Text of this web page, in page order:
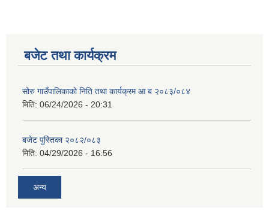
बजेट तथा कार्यक्रम
सोरु गाउँपालिकाको निति तथा कार्यक्रम आ ब २०८३/०८४
मिति: 06/24/2026 - 20:31
बजेट पुस्तिका २०८२/०८३
मिति: 04/29/2026 - 16:56
अन्य